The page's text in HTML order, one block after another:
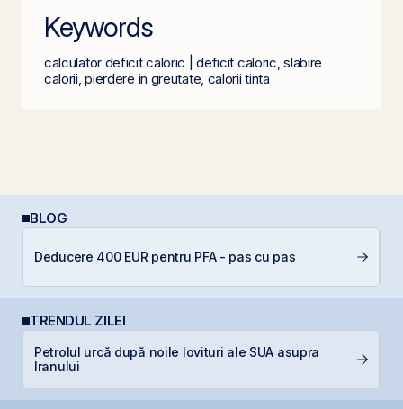
Keywords
calculator deficit caloric | deficit caloric, slabire
calorii, pierdere in greutate, calorii tinta
BLOG
Deducere 400 EUR pentru PFA - pas cu pas
TRENDUL ZILEI
Petrolul urcă după noile lovituri ale SUA asupra
Iranului